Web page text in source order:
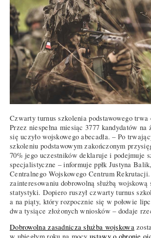
Czwarty turnus szkolenia podstawowego trwa
Przez niespełna miesiąc 3777 kandydatów na
się uczyło wojskowego abecadła. – Po
szkoleniu podstawowym zakończonym
70% jego uczestników deklaruje i podejmuje
specjalistyczne – informuje ppłk Justyna
Centralnego Wojskowego Centrum
zainteresowaniu dobrowolną służbą wojskową
statystyki. Dopiero ruszył czwarty turnus
a na piąty, który rozpocznie się w połowie
dwa tysiące złożonych wniosków – dodaje
Dobrowolna zasadnicza służba wojskowa